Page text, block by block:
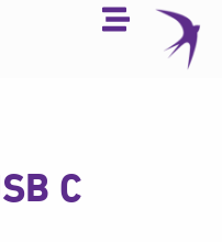
تخطي
المحتوى
C